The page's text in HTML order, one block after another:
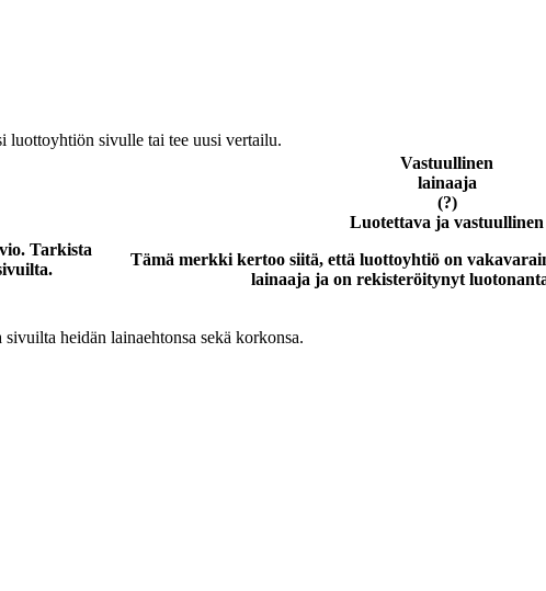
luottoyhtiön sivulle tai tee uusi vertailu.
Tarkista
Vastuullinen
lainaaja
(?)
Luotettava ja vastuullinen
Tämä merkki kertoo siitä, että luottoyhtiö on
lainaaja ja on rekisteröitynyt
heidän lainaehtonsa sekä korkonsa.